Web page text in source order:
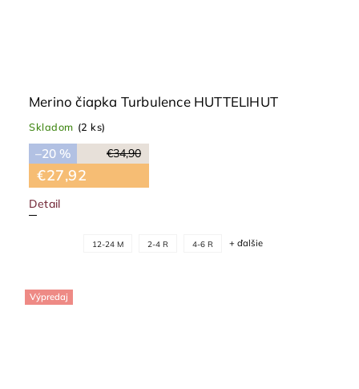
Merino čiapka Turbulence HUTTELIHUT
Skladom (2 ks)
€34,90
–20 %
€27,92
Detail
12-24 M 2-4 R 4-6 R + ďalšie
Výpredaj